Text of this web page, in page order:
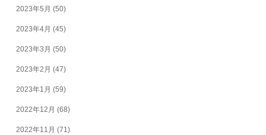
2023年5月 (50)
2023年4月 (45)
2023年3月 (50)
2023年2月 (47)
2023年1月 (59)
2022年12月 (68)
2022年11月 (71)